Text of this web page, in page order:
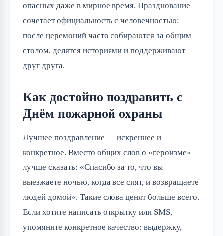
опасных даже в мирное время. Празднование
сочетает официальность с человечностью:
после церемоний часто собираются за общим
столом, делятся историями и поддерживают
друг друга.
Как достойно поздравить с
Днём пожарной охраны
Лучшее поздравление — искреннее и
конкретное. Вместо общих слов о «героизме»
лучше сказать: «Спасибо за то, что вы
выезжаете ночью, когда все спят, и возвращаете
людей домой». Такие слова ценят больше всего.
Если хотите написать открытку или SMS,
упомяните конкретное качество: выдержку,